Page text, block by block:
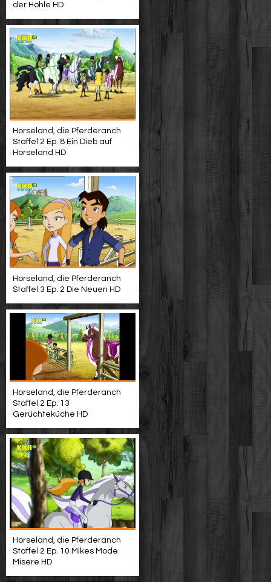
der Höhle HD
Horseland, die Pferderanch
Staffel 2 Ep. 8 Ein Dieb auf
Horseland HD
Horseland, die Pferderanch
Staffel 3 Ep. 2 Die Neuen HD
Horseland, die Pferderanch
Staffel 2 Ep. 13
Gerüchteküche HD
Horseland, die Pferderanch
Staffel 2 Ep. 10 Mikes Mode
Misere HD